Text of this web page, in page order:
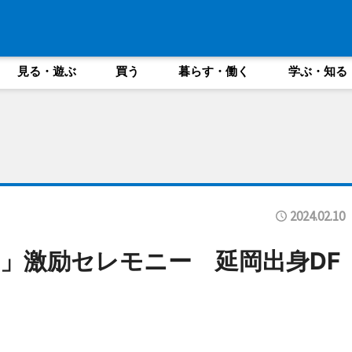
見る・遊ぶ 買う 暮らす・働く 学ぶ・知る
2024.02.10
激励セレモニー 延岡出身DF